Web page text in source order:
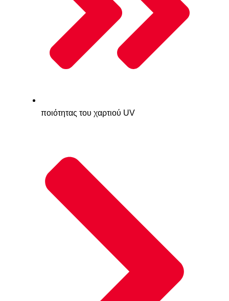
ποιότητας του χαρτιού UV